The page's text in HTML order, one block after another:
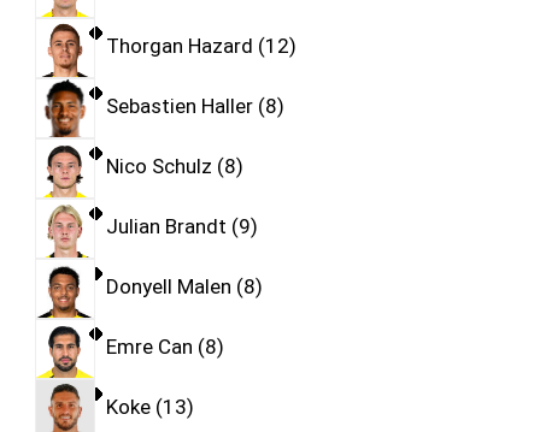
Thorgan Hazard 12
Sebastien Haller 8
Nico Schulz 8
Julian Brandt 9
Donyell Malen 8
Emre Can 8
Koke 13